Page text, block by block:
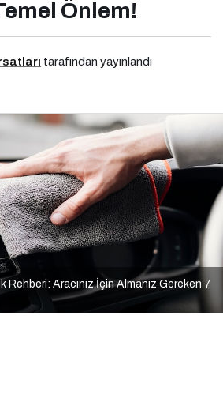
Önlem!
tarafından yayınlandı
Rehberi: Aracınız İçin Almanız Gereken 7